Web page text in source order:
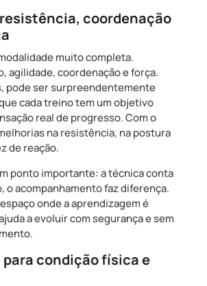
coordenação
muito completa.
agilidade, coordenação e força.
pode ser surpreendentemente
cada treino tem um objetivo
real de progresso. Com o
na resistência, na postura
de reação.
ponto importante: a técnica conta
o acompanhamento faz diferença.
onde a aprendizagem é
a evoluir com segurança e sem
para condição física e